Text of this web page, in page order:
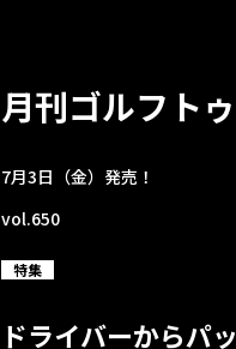
月刊ゴルフト
7月3日（金）発売！
vol.650
特集
ドライバーからパ